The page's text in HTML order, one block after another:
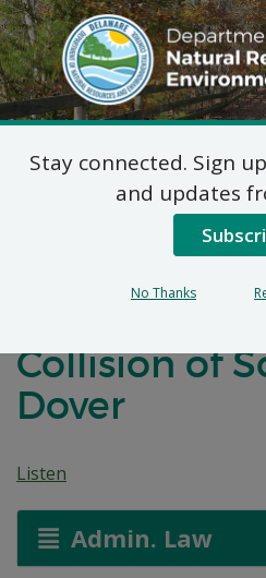
DNREC Menu
7 DE Código
1102
Permisos
Collision of
Dover
Listen
Admin. Law
Stay connected. Sign
and updates
No Thanks